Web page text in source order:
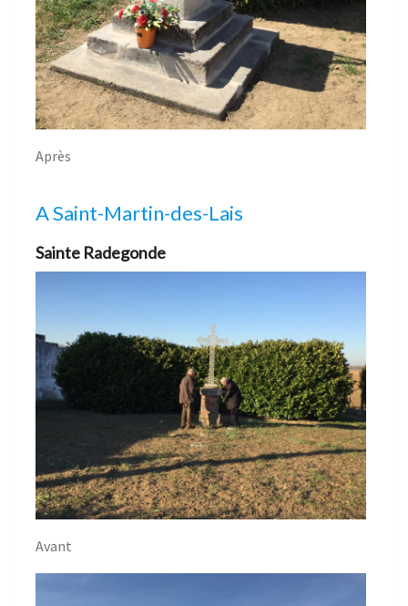
Après
A Saint-Martin-des-Lais
Sainte Radegonde
Avant